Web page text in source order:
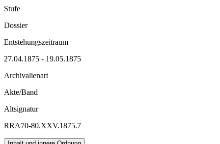
Stufe
Dossier
Entstehungszeitraum
27.04.1875 - 19.05.1875
Archivalienart
Akte/Band
Altsignatur
RRA70-80.XXV.1875.7